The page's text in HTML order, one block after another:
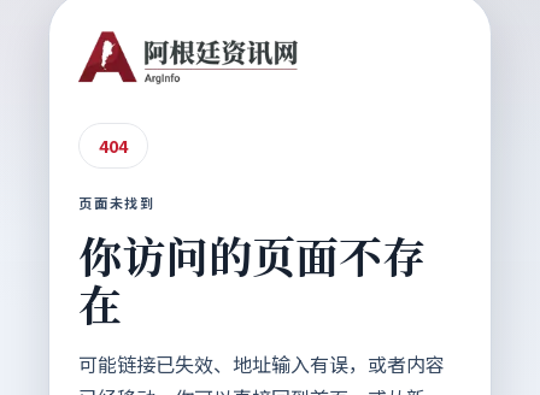
404
页面未找到
你访问的页面不存
在
可能链接已失效、地址输入有误，或者内容